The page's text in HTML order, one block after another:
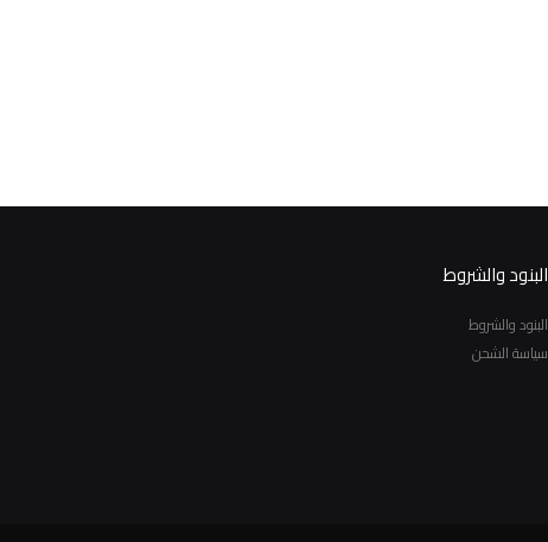
البنود والشروط
البنود والشروط
سياسة الشحن